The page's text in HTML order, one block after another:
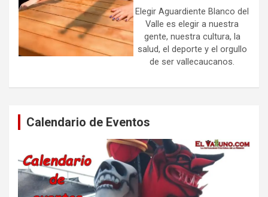
Elegir Aguardiente Blanco del
Valle es elegir a nuestra
gente, nuestra cultura, la
salud, el deporte y el orgullo
de ser vallecaucanos.
Calendario de Eventos